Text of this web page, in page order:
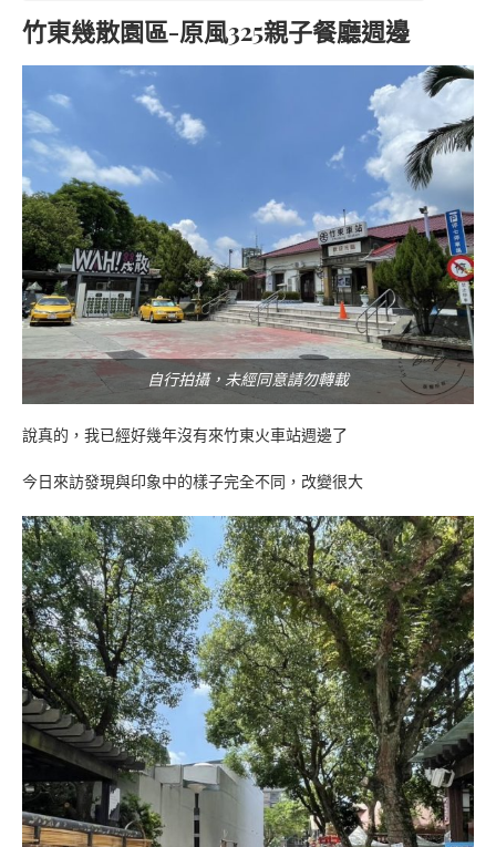
竹東幾散園區-原風325親子餐廳週邊
自行拍攝，未經同意請勿轉載
說真的，我已經好幾年沒有來竹東火車站週邊了
今日來訪發現與印象中的樣子完全不同，改變很大